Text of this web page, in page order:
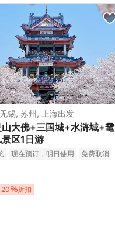
锡, 苏州, 上海出发
大佛+三国城+水浒城+鼋
区1日游
现在预订，明日使用
免费取消
20 折扣